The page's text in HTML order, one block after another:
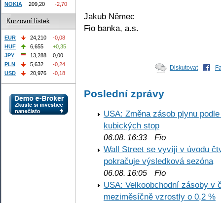
Jakub Němec
Fio banka, a.s.
Diskutovat
Poslední zprávy
USA: Změna zásob plynu
kubických stop
06.08. 16:33 Fio
Wall Street se vyvíji v úvodu
pokračuje výsledková sezóna
06.08. 16:05 Fio
USA: Velkoobchodní zásoby v
meziměsíčně vzrostly o 0,2 %
NOKIA
209,20 -2,70
Kurzovní lístek
EUR 24,210
-0,08
HUF
6,655
+0,35
JPY
13,288
0,00
PLN
5,632
-0,24
USD
20,976 -0,18